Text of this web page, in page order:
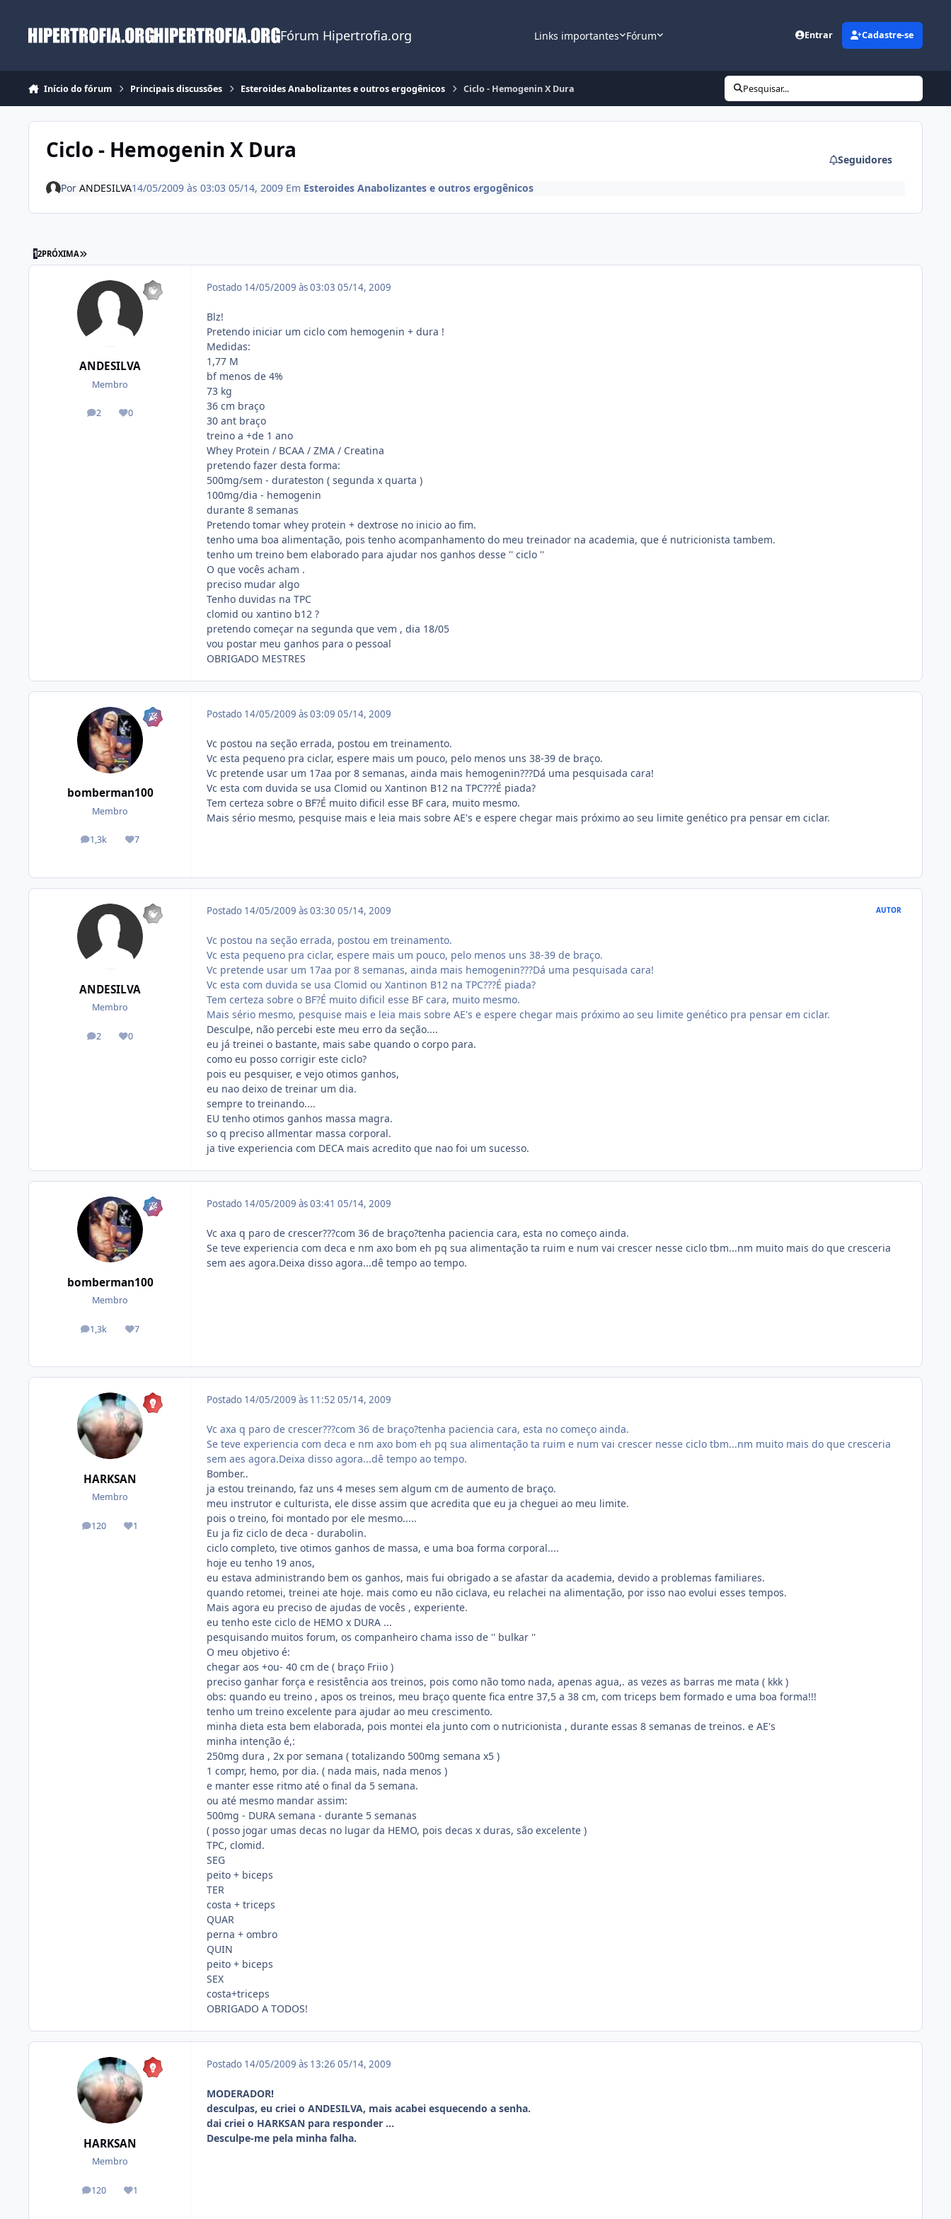
Fórum Hipertrofia.org Links importantes Fórum Entrar Cadastre-se
Início do fórum Principais discussões Esteroides Anabolizantes e outros ergogênicos Ciclo - Hemogenin X Dura Pesquisar...
Ciclo - Hemogenin X Dura Seguidores
Por ANDESILVA14/05/2009 às 03:03 05/14, 2009 Em Esteroides Anabolizantes e outros ergogênicos
12PRÓXIMA ÚLTIMA PÁGINA
ANDESILVA
Membro
2
posts 0
Reputação
Postado 14/05/2009 às 03:03 05/14, 2009
Blz!
Pretendo iniciar um ciclo com hemogenin + dura !
Medidas:
1,77 M
bf menos de 4%
73 kg
36 cm braço
30 ant braço
treino a +de 1 ano
Whey Protein / BCAA / ZMA / Creatina
pretendo fazer desta forma:
500mg/sem - durateston ( segunda x quarta )
100mg/dia - hemogenin
durante 8 semanas
Pretendo tomar whey protein + dextrose no inicio ao fim.
tenho uma boa alimentação, pois tenho acompanhamento do meu treinador na academia, que é nutricionista tambem.
tenho um treino bem elaborado para ajudar nos ganhos desse '' ciclo ''
O que vocês acham .
preciso mudar algo
Tenho duvidas na TPC
clomid ou xantino b12 ?
pretendo começar na segunda que vem , dia 18/05
vou postar meu ganhos para o pessoal
OBRIGADO MESTRES
bomberman100
Membro
1,3k
posts 7
Reputação
Postado 14/05/2009 às 03:09 05/14, 2009
Vc postou na seção errada, postou em treinamento.
Vc esta pequeno pra ciclar, espere mais um pouco, pelo menos uns 38-39 de braço.
Vc pretende usar um 17aa por 8 semanas, ainda mais hemogenin???Dá uma pesquisada cara!
Vc esta com duvida se usa Clomid ou Xantinon B12 na TPC???É piada?
Tem certeza sobre o BF?É muito dificil esse BF cara, muito mesmo.
Mais sério mesmo, pesquise mais e leia mais sobre AE's e espere chegar mais próximo ao seu limite genético pra pensar em ciclar.
ANDESILVA
Membro
2
posts 0
Reputação
Postado 14/05/2009 às 03:30 05/14, 2009 AUTOR
Vc postou na seção errada, postou em treinamento.
Vc esta pequeno pra ciclar, espere mais um pouco, pelo menos uns 38-39 de braço.
Vc pretende usar um 17aa por 8 semanas, ainda mais hemogenin???Dá uma pesquisada cara!
Vc esta com duvida se usa Clomid ou Xantinon B12 na TPC???É piada?
Tem certeza sobre o BF?É muito dificil esse BF cara, muito mesmo.
Mais sério mesmo, pesquise mais e leia mais sobre AE's e espere chegar mais próximo ao seu limite genético pra pensar em ciclar.
Desculpe, não percebi este meu erro da seção....
eu já treinei o bastante, mais sabe quando o corpo para.
como eu posso corrigir este ciclo?
pois eu pesquiser, e vejo otimos ganhos,
eu nao deixo de treinar um dia.
sempre to treinando....
EU tenho otimos ganhos massa magra.
so q preciso allmentar massa corporal.
ja tive experiencia com DECA mais acredito que nao foi um sucesso.
bomberman100
Membro
1,3k
posts 7
Reputação
Postado 14/05/2009 às 03:41 05/14, 2009
Vc axa q paro de crescer???com 36 de braço?tenha paciencia cara, esta no começo ainda.
Se teve experiencia com deca e nm axo bom eh pq sua alimentação ta ruim e num vai crescer nesse ciclo tbm...nm muito mais do que cresceria
sem aes agora.Deixa disso agora...dê tempo ao tempo.
HARKSAN
Membro
120
posts 1
Reputação
Postado 14/05/2009 às 11:52 05/14, 2009
Vc axa q paro de crescer???com 36 de braço?tenha paciencia cara, esta no começo ainda.
Se teve experiencia com deca e nm axo bom eh pq sua alimentação ta ruim e num vai crescer nesse ciclo tbm...nm muito mais do que cresceria
sem aes agora.Deixa disso agora...dê tempo ao tempo.
Bomber..
ja estou treinando, faz uns 4 meses sem algum cm de aumento de braço.
meu instrutor e culturista, ele disse assim que acredita que eu ja cheguei ao meu limite.
pois o treino, foi montado por ele mesmo.....
Eu ja fiz ciclo de deca - durabolin.
ciclo completo, tive otimos ganhos de massa, e uma boa forma corporal....
hoje eu tenho 19 anos,
eu estava administrando bem os ganhos, mais fui obrigado a se afastar da academia, devido a problemas familiares.
quando retomei, treinei ate hoje. mais como eu não ciclava, eu relachei na alimentação, por isso nao evolui esses tempos.
Mais agora eu preciso de ajudas de vocês , experiente.
eu tenho este ciclo de HEMO x DURA ...
pesquisando muitos forum, os companheiro chama isso de '' bulkar ''
O meu objetivo é:
chegar aos +ou- 40 cm de ( braço Friio )
preciso ganhar força e resistência aos treinos, pois como não tomo nada, apenas agua,. as vezes as barras me mata ( kkk )
obs: quando eu treino , apos os treinos, meu braço quente fica entre 37,5 a 38 cm, com triceps bem formado e uma boa forma!!!
tenho um treino excelente para ajudar ao meu crescimento.
minha dieta esta bem elaborada, pois montei ela junto com o nutricionista , durante essas 8 semanas de treinos. e AE's
minha intenção é,:
250mg dura , 2x por semana ( totalizando 500mg semana x5 )
1 compr, hemo, por dia. ( nada mais, nada menos )
e manter esse ritmo até o final da 5 semana.
ou até mesmo mandar assim:
500mg - DURA semana - durante 5 semanas
( posso jogar umas decas no lugar da HEMO, pois decas x duras, são excelente )
TPC, clomid.
SEG
peito + biceps
TER
costa + triceps
QUAR
perna + ombro
QUIN
peito + biceps
SEX
costa+triceps
OBRIGADO A TODOS!
HARKSAN
Membro
120
posts 1
Reputação
Postado 14/05/2009 às 13:26 05/14, 2009
MODERADOR!
desculpas, eu criei o ANDESILVA, mais acabei esquecendo a senha.
dai criei o HARKSAN para responder ...
Desculpe-me pela minha falha.